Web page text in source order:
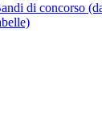
di concorso